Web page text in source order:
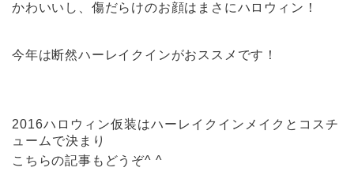
かわいいし、傷だらけのお顔はまさにハロウィン！
今年は断然ハーレイクインがおススメです！
2016ハロウィン仮装はハーレイクインメイクとコスチ
ュームで決まり
こちらの記事もどうぞ^ ^